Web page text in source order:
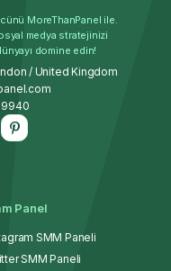
MoreThanPanel ile.
medya stratejinizi
domine edin!
/ United Kingdom
Panel
SMM Paneli
SMM Paneli